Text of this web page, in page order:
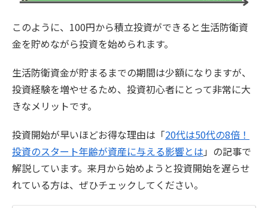
このように、100円から積立投資ができると生活防衛資
金を貯めながら投資を始められます。
生活防衛資金が貯まるまでの期間は少額になりますが、
投資経験を増やせるため、投資初心者にとって非常に大
きなメリットです。
投資開始が早いほどお得な理由は「20代は50代の8倍！
投資のスタート年齢が資産に与える影響とは 」の記事で
解説しています。来月から始めようと投資開始を遅らせ
れている方は、ぜひチェックしてください。